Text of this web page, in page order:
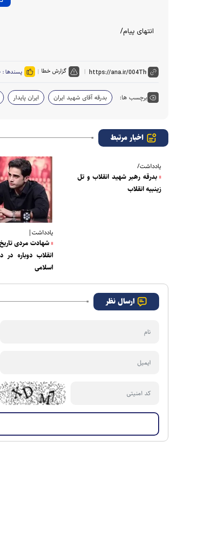
انتهای پیام/
گزارش خطا پسندها :
برچسب ها: بدرقه آقای شهید ایران ایران پایدار
اخبار مرتبط
یادداشت/
بدرقه رهبر شهید انقلاب و تل
زینبیه انقلاب
یادداشت|
شهادت مردی
انقلاب دوباره در
اسلامی
ارسال نظر